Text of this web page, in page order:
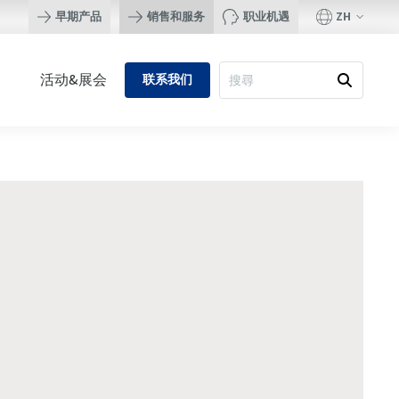
早期产品 销售和服务 职业机遇 ZH
活动&展会 联系我们